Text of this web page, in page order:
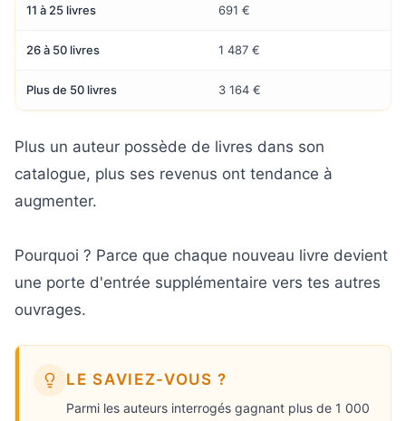
11 à 25 livres 691 €
26 à 50 livres 1 487 €
Plus de 50 livres 3 164 €
Plus un auteur possède de livres dans son
catalogue, plus ses revenus ont tendance à
augmenter.
Pourquoi ? Parce que chaque nouveau livre devient
une porte d'entrée supplémentaire vers tes autres
ouvrages.
LE SAVIEZ-VOUS ?
Parmi les auteurs interrogés gagnant plus de 1 000